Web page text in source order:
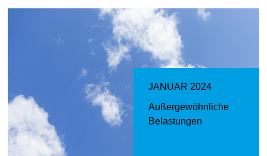
JANUAR 2024
Außergewöhnliche
Belastungen